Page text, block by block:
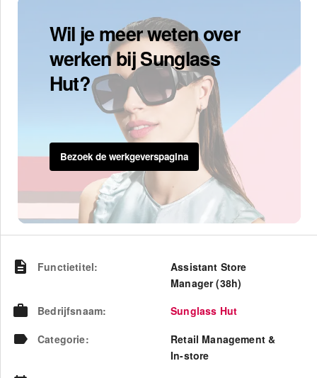
Wil je meer weten over
werken bij Sunglass
Hut?
Bezoek de werkgeverspagina
Functietitel:
Assistant Store
Manager (38h)
Bedrijfsnaam:
Sunglass Hut
Categorie:
Retail Management &
In-store